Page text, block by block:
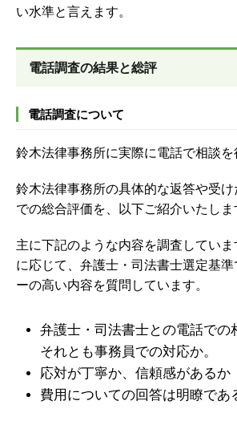
い水準と言えます。
電話調査の結果と総評
電話調査について
鈴木法律事務所に実際に電話で相談を
鈴木法律事務所の具体的な返答や受け
での総合評価を、以下ご紹介いたしま
主に下記のような内容を調査していま
に応じて、弁護士・司法書士選定基準
ーの高い内容を質問しています。
弁護士・司法書士との電話での
それとも事務員での対応か。
応対が丁寧か、信頼感があるか
費用についての回答は明瞭であ